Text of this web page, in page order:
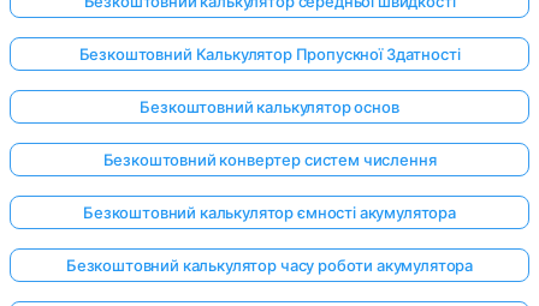
Безкоштовний Калькулятор Пропускної Здатності
Безкоштовний калькулятор основ
Безкоштовний конвертер систем числення
Безкоштовний калькулятор ємності акумулятора
Безкоштовний калькулятор часу роботи акумулятора